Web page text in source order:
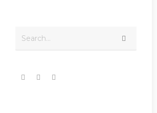
Search...